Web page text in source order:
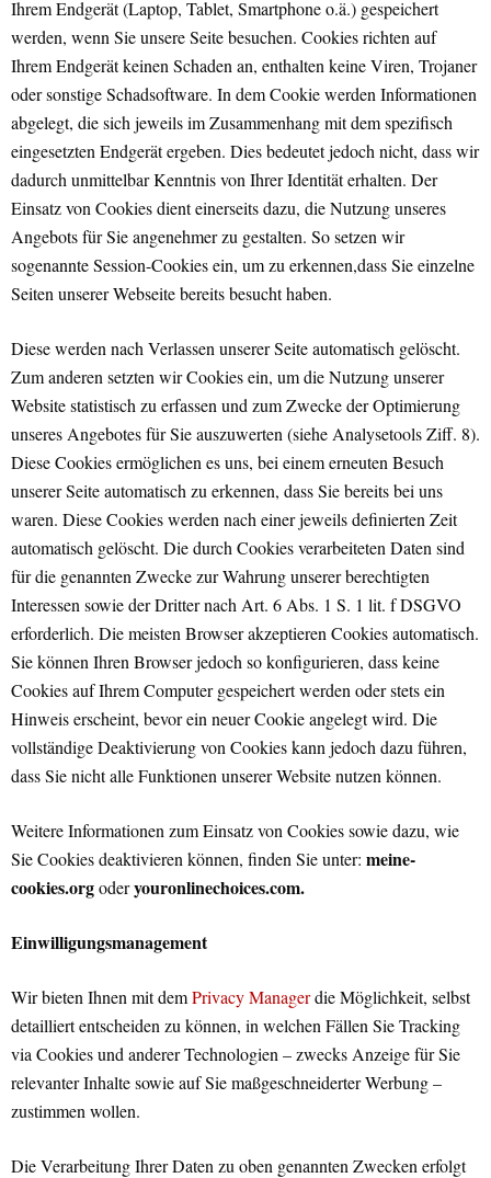
Ihrem Endgerät (Laptop, Tablet, Smartphone o.ä.) gespeichert
werden, wenn Sie unsere Seite besuchen. Cookies richten auf
Ihrem Endgerät keinen Schaden an, enthalten keine Viren, Trojaner
oder sonstige Schadsoftware. In dem Cookie werden Informationen
abgelegt, die sich jeweils im Zusammenhang mit dem spezifisch
eingesetzten Endgerät ergeben. Dies bedeutet jedoch nicht, dass wir
dadurch unmittelbar Kenntnis von Ihrer Identität erhalten. Der
Einsatz von Cookies dient einerseits dazu, die Nutzung unseres
Angebots für Sie angenehmer zu gestalten. So setzen wir
sogenannte Session-Cookies ein, um zu erkennen,dass Sie einzelne
Seiten unserer Webseite bereits besucht haben.
Diese werden nach Verlassen unserer Seite automatisch gelöscht.
Zum anderen setzten wir Cookies ein, um die Nutzung unserer
Website statistisch zu erfassen und zum Zwecke der Optimierung
unseres Angebotes für Sie auszuwerten (siehe Analysetools Ziff. 8).
Diese Cookies ermöglichen es uns, bei einem erneuten Besuch
unserer Seite automatisch zu erkennen, dass Sie bereits bei uns
waren. Diese Cookies werden nach einer jeweils definierten Zeit
automatisch gelöscht. Die durch Cookies verarbeiteten Daten sind
für die genannten Zwecke zur Wahrung unserer berechtigten
Interessen sowie der Dritter nach Art. 6 Abs. 1 S. 1 lit. f DSGVO
erforderlich. Die meisten Browser akzeptieren Cookies automatisch.
Sie können Ihren Browser jedoch so konfigurieren, dass keine
Cookies auf Ihrem Computer gespeichert werden oder stets ein
Hinweis erscheint, bevor ein neuer Cookie angelegt wird. Die
vollständige Deaktivierung von Cookies kann jedoch dazu führen,
dass Sie nicht alle Funktionen unserer Website nutzen können.
Weitere Informationen zum Einsatz von Cookies sowie dazu, wie
Sie Cookies deaktivieren können, finden Sie unter: meine-
cookies.orgoderyouronlinechoices.com.
Einwilligungsmanagement
Wir bieten Ihnen mit demPrivacy Managerdie Möglichkeit, selbst
detailliert entscheiden zu können, in welchen Fällen Sie Tracking
via Cookies und anderer Technologien – zwecks Anzeige für Sie
relevanter Inhalte sowie auf Sie maßgeschneiderter Werbung –
zustimmen wollen.
Die Verarbeitung Ihrer Daten zu oben genannten Zwecken erfolgt